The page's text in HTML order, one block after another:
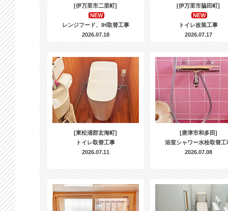
[伊万里市二里町]
NEW
レンジフード、IH取替工事
2026.07.18
[伊万里市脇田町]
NEW
トイレ改装工事
2026.07.17
[東松浦郡玄海町]
トイレ取替工事
2026.07.11
[唐津市和多田]
浴室シャワー水栓取替工
2026.07.08